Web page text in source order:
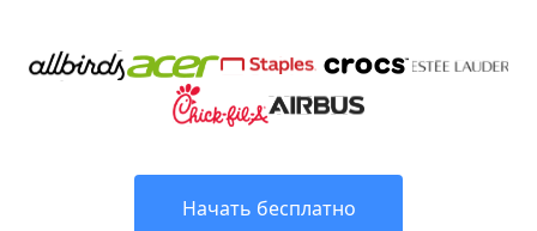
Начать бесплатно